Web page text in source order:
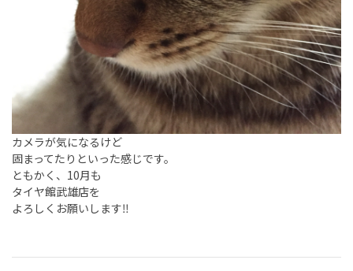
カメラが気になるけど
固まってたりといった感じです。
ともかく、10月も
タイヤ館武雄店を
よろしくお願いします‼️